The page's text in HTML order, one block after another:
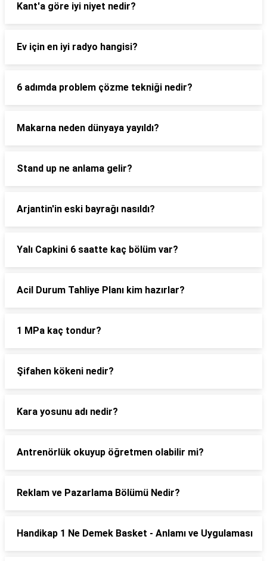
Kant'a göre iyi niyet nedir?
Ev için en iyi radyo hangisi?
6 adımda problem çözme tekniği nedir?
Makarna neden dünyaya yayıldı?
Stand up ne anlama gelir?
Arjantin'in eski bayrağı nasıldı?
Yalı Capkini 6 saatte kaç bölüm var?
Acil Durum Tahliye Planı kim hazırlar?
1 MPa kaç tondur?
Şifahen kökeni nedir?
Kara yosunu adı nedir?
Antrenörlük okuyup öğretmen olabilir mi?
Reklam ve Pazarlama Bölümü Nedir?
Handikap 1 Ne Demek Basket - Anlamı ve Uygulaması